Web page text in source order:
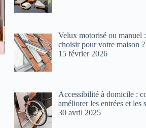
Velux motorisé ou manuel
choisir pour votre maison ?
15 février 2026
Accessibilité à domicile :
améliorer les entrées et les
30 avril 2025